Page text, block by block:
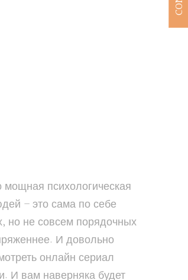
психологическая
– это сама по себе
но не совсем порядочных
И довольно
онлайн сериал
И вам наверняка будет